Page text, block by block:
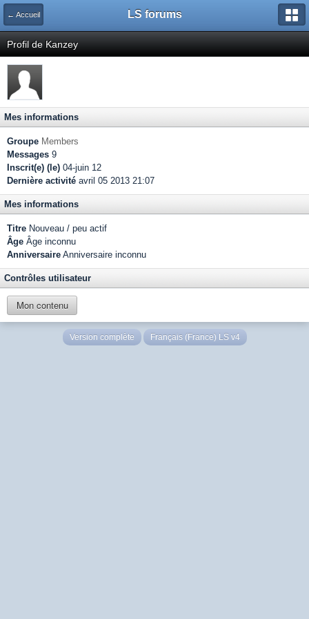
← Accueil LS forums
Profil de Kanzey
Mes informations
Groupe Members
Messages 9
Inscrit(e) (le) 04-juin 12
Dernière activité avril 05 2013 21:07
Mes informations
Titre Nouveau / peu actif
Âge Âge inconnu
Anniversaire Anniversaire inconnu
Contrôles utilisateur
Mon contenu
Version complète Français (France) LS v4